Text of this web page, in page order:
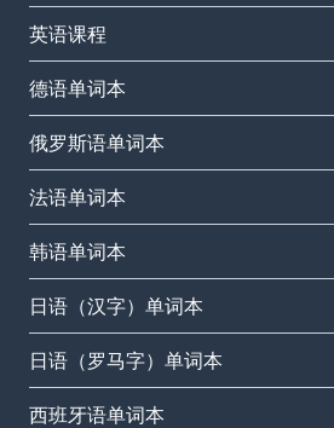
英语课程
德语单词本
俄罗斯语单词本
法语单词本
韩语单词本
日语（汉字）单词本
日语（罗马字）单词本
西班牙语单词本